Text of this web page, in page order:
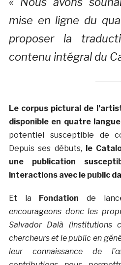
mise en ligne du
proposer la
contenu intégral du
Le corpus pictural de
disponible en quatre
potentiel susceptible de
Depuis ses débuts,
le
une publication
interactions avec le public
Et la Fondation de
encourageons donc les
Salvador Dalà­ (institutions
chercheurs et le public en
leur connaissance de